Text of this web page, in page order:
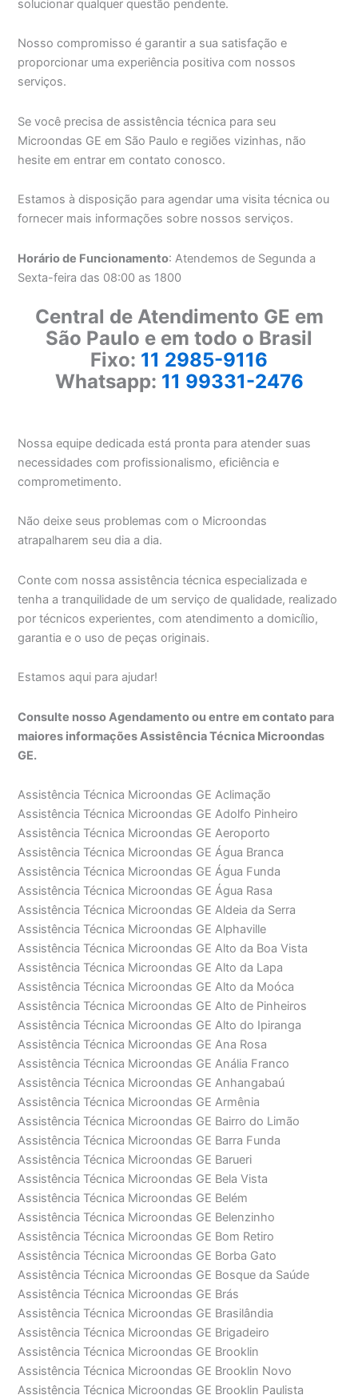
solucionar qualquer questão pendente.
Nosso compromisso é garantir a sua satisfação e
proporcionar uma experiência positiva com nossos
serviços.
Se você precisa de assistência técnica para seu
Microondas GE em São Paulo e regiões vizinhas, não
hesite em entrar em contato conosco.
Estamos à disposição para agendar uma visita técnica ou
fornecer mais informações sobre nossos serviços.
Horário de Funcionamento: Atendemos de Segunda a
Sexta-feira das 08:00 as 1800
Central de Atendimento GE em
São Paulo e em todo o Brasil
Fixo: 11 2985-9116
Whatsapp: 11 99331-2476
Nossa equipe dedicada está pronta para atender suas
necessidades com profissionalismo, eficiência e
comprometimento.
Não deixe seus problemas com o Microondas
atrapalharem seu dia a dia.
Conte com nossa assistência técnica especializada e
tenha a tranquilidade de um serviço de qualidade, realizado
por técnicos experientes, com atendimento a domicílio,
garantia e o uso de peças originais.
Estamos aqui para ajudar!
Consulte nosso Agendamento ou entre em contato para
maiores informações Assistência Técnica Microondas
GE.
Assistência Técnica Microondas GE Aclimação
Assistência Técnica Microondas GE Adolfo Pinheiro
Assistência Técnica Microondas GE Aeroporto
Assistência Técnica Microondas GE Água Branca
Assistência Técnica Microondas GE Água Funda
Assistência Técnica Microondas GE Água Rasa
Assistência Técnica Microondas GE Aldeia da Serra
Assistência Técnica Microondas GE Alphaville
Assistência Técnica Microondas GE Alto da Boa Vista
Assistência Técnica Microondas GE Alto da Lapa
Assistência Técnica Microondas GE Alto da Moóca
Assistência Técnica Microondas GE Alto de Pinheiros
Assistência Técnica Microondas GE Alto do Ipiranga
Assistência Técnica Microondas GE Ana Rosa
Assistência Técnica Microondas GE Anália Franco
Assistência Técnica Microondas GE Anhangabaú
Assistência Técnica Microondas GE Armênia
Assistência Técnica Microondas GE Bairro do Limão
Assistência Técnica Microondas GE Barra Funda
Assistência Técnica Microondas GE Barueri
Assistência Técnica Microondas GE Bela Vista
Assistência Técnica Microondas GE Belém
Assistência Técnica Microondas GE Belenzinho
Assistência Técnica Microondas GE Bom Retiro
Assistência Técnica Microondas GE Borba Gato
Assistência Técnica Microondas GE Bosque da Saúde
Assistência Técnica Microondas GE Brás
Assistência Técnica Microondas GE Brasilândia
Assistência Técnica Microondas GE Brigadeiro
Assistência Técnica Microondas GE Brooklin
Assistência Técnica Microondas GE Brooklin Novo
Assistência Técnica Microondas GE Brooklin Paulista